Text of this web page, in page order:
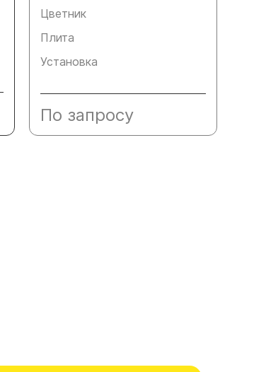
Цветник
Плита
Установка
По запросу